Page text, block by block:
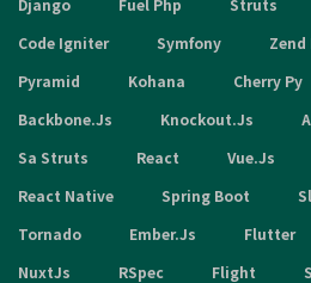
Django
Fuel Php Struts
Code Igniter
Symfony Zend
Pyramid
Kohana Cherry Py
Backbone.Js
Knockout.Js
Sa Struts
React Vue.Js
React Native
Spring Boot
Tornado
Ember.Js Flutter
NuxtJs
RSpec Flight